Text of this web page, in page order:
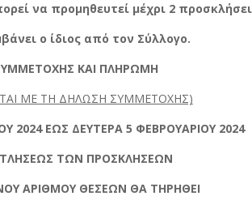
να προμηθευτεί μέχρι 2
ο ίδιος από τον Σύλλογο.
ΚΑΙ ΠΛΗΡΩΜΗ
ΜΕ ΤΗ ΔΗΛΩΣΗ ΣΥΜΜΕΤΟΧΗΣ)
2024 ΕΩΣ ΔΕΥΤΕΡΑ 5 ΦΕΒΡΟΥΑΡΙΟΥ 2024
ΤΩΝ ΠΡΟΣΚΛΗΣΕΩΝ
ΑΡΙΘΜΟΥ ΘΕΣΕΩΝ ΘΑ ΤΗΡΗΘΕΙ